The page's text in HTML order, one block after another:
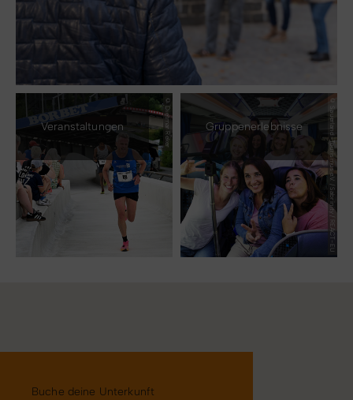
© Dietmar Reker
Veranstaltungen © Sauerland-Tourismus e.V. / Sabrinity / REACT-EU
Gruppenerlebnisse
Buche deine Unterkunft